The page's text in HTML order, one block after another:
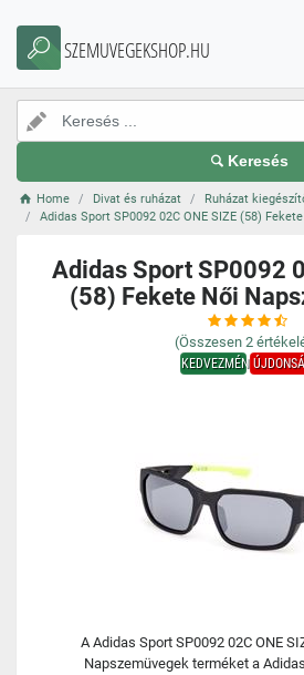
SZEMUVEGEKSHOP.HU
Keresés
Home Divat és ruházat Ruházat
Adidas Sport SP0092 02C ONE SIZE (58)
Adidas Sport SP0092
(58) Fekete Női
(Összesen 2
KEDVEZMÉNY
A Adidas Sport SP0092 02C ONE
Napszemüvegek terméket a